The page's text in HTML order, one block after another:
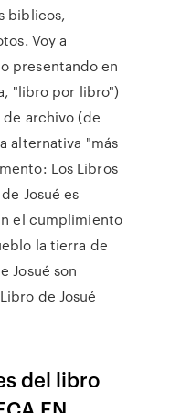
biblicos,
Voy a
presentando en
"libro por libro")
archivo (de
alternativa "más
Los Libros
Josué es
el cumplimiento
la tierra de
Josué son
de Josué
del libro